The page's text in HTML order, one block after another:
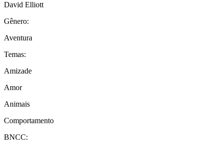
David Elliott
Gênero:
Aventura
Temas:
Amizade
Amor
Animais
Comportamento
BNCC: